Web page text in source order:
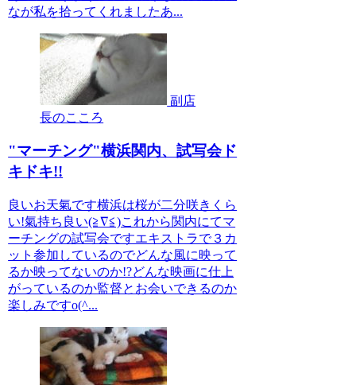
なが私を拾ってくれましたあ...
副店
長のこころ
"マーチング"横浜関内、試写会ド
キドキ!!
良いお天氣です横浜は桜が二分咲きくら
い!氣持ち良い(≧∇≦)これから関内にてマ
ーチングの試写会ですエキストラで３カ
ット参加しているのでどんな風に映って
るか映ってないのか!?どんな映画に仕上
がっているのか監督とお会いできるのか
楽しみですo(^...